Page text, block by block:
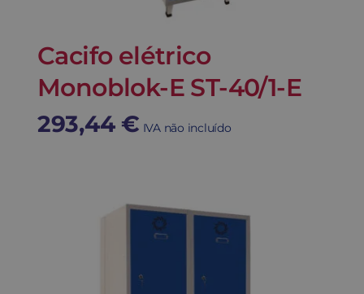
Cacifo elétrico
Monoblok-E ST-40/1-E
293,44 € IVA não incluído